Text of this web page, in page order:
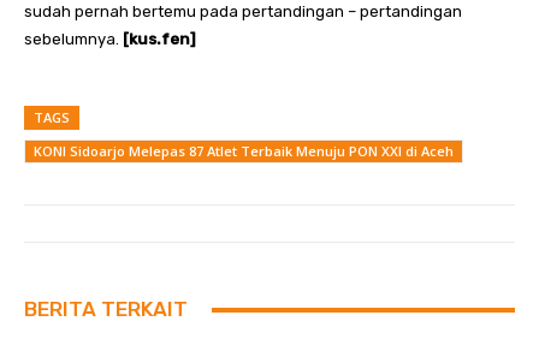
sudah pernah bertemu pada pertandingan – pertandingan
sebelumnya. [kus.fen]
TAGS
KONI Sidoarjo Melepas 87 Atlet Terbaik Menuju PON XXI di Aceh
BERITA TERKAIT